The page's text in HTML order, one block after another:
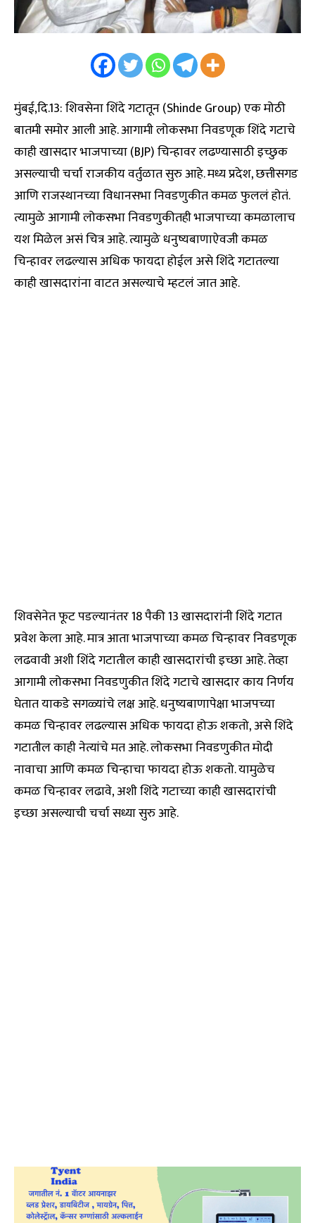
मुंबई,दि.13: शिवसेना शिंदे गटातून (Shinde Group) एक मोठी
बातमी समोर आली आहे. आगामी लोकसभा निवडणूक शिंदे गटाचे
काही खासदार भाजपाच्या (BJP) चिन्हावर लढण्यासाठी इच्छुक
असल्याची चर्चा राजकीय वर्तुळात सुरु आहे. मध्य प्रदेश, छत्तीसगड
आणि राजस्थानच्या विधानसभा निवडणुकीत कमळ फुललं होतं.
त्यामुळे आगामी लोकसभा निवडणुकीतही भाजपाच्या कमळालाच
यश मिळेल असं चित्र आहे. त्यामुळे धनुष्यबाणाऐवजी कमळ
चिन्हावर लढल्यास अधिक फायदा होईल असे शिंदे गटातल्या
काही खासदारांना वाटत असल्याचे म्हटलं जात आहे.
शिवसेनेत फूट पडल्यानंतर 18 पैकी 13 खासदारांनी शिंदे गटात
प्रवेश केला आहे. मात्र आता भाजपाच्या कमळ चिन्हावर निवडणूक
लढवावी अशी शिंदे गटातील काही खासदारांची इच्छा आहे. तेव्हा
आगामी लोकसभा निवडणुकीत शिंदे गटाचे खासदार काय निर्णय
घेतात याकडे सगळ्यांचे लक्ष आहे. धनुष्यबाणापेक्षा भाजपच्या
कमळ चिन्हावर लढल्यास अधिक फायदा होऊ शकतो, असे शिंदे
गटातील काही नेत्यांचे मत आहे. लोकसभा निवडणुकीत मोदी
नावाचा आणि कमळ चिन्हाचा फायदा होऊ शकतो. यामुळेच
कमळ चिन्हावर लढावे, अशी शिंदे गटाच्या काही खासदारांची
इच्छा असल्याची चर्चा सध्या सुरु आहे.